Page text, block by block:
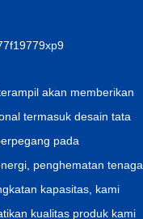
Minuman Berkarbonasi...
akan memberikan
termasuk desain tata
pada
penghematan tenaga
kapasitas, kami
kualitas produk kami